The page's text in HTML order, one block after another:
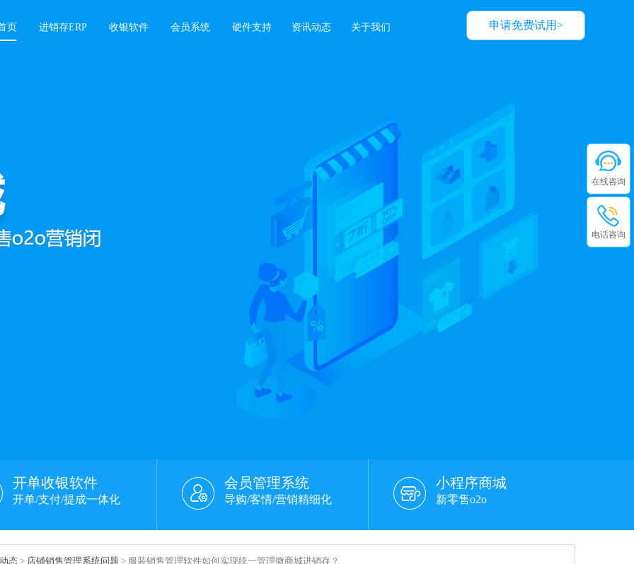
申请免费试用>
页 进销存ERP 收银软件 会员系统 硬件支持 资讯动态 关于我们
增长难题，
开单收银软件
开单/支付/提成一体化
会员管理系统
导购/客情/营销精细化
小程序商城
新零售o2o
态 > 店铺销售管理系统问题 > 服装销售管理软件如何实现统一管理微商城进销存？
在线咨询
电话咨询